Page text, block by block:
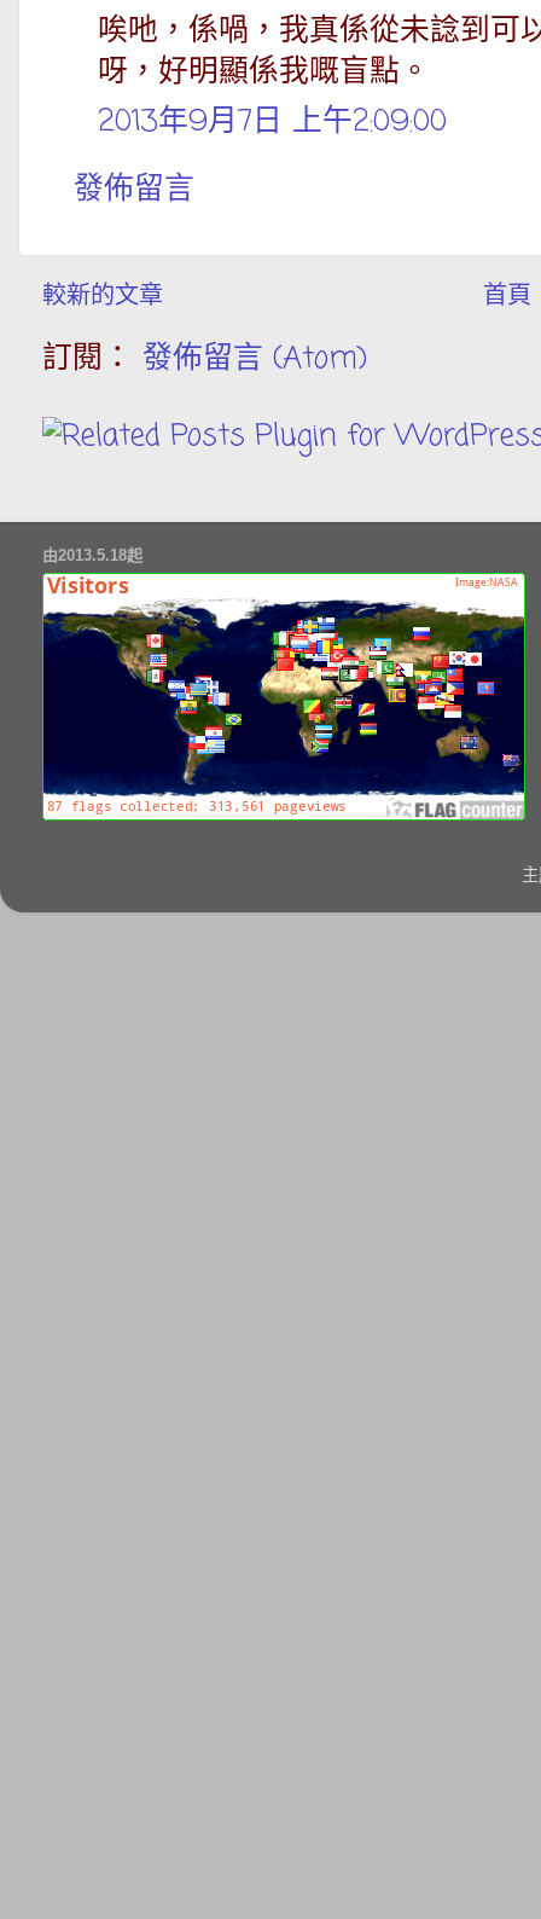
唉吔，係喎，我真係從未諗到可
呀，好明顯係我嘅盲點。
2013年9月7日 上午2:09:00
發佈留言
較新的文章 首頁
訂閱： 發佈留言 (Atom)
由2013.5.18起